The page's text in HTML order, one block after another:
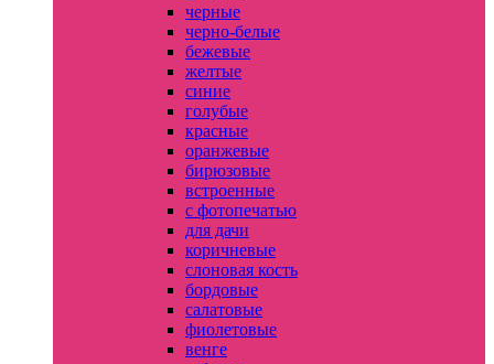
черные
черно-белые
бежевые
желтые
синие
голубые
красные
оранжевые
бирюзовые
встроенные
с фотопечатью
для дачи
коричневые
слоновая кость
бордовые
салатовые
фиолетовые
венге